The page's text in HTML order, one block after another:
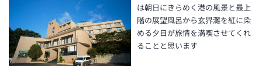
は朝日にきらめく港の風景と最上
階の展望風呂から玄界灘を紅に染
める夕日が旅情を満喫させてくれ
ることと思います